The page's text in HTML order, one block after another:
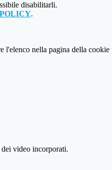
disabilitarli.
.
l'elenco nella pagina della cookie
video incorporati.